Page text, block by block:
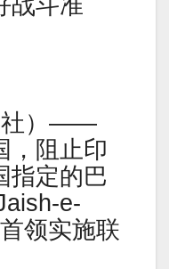
战斗准
社）——
，阻止印
指定的巴
e-
领实施联